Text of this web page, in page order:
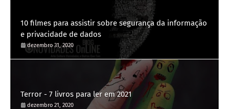
10 filmes para assistir sobre segurança da informação
e privacidade de dados
dezembro 31, 2020
Terror - 7 livros para ler em 2021
dezembro 21, 2020